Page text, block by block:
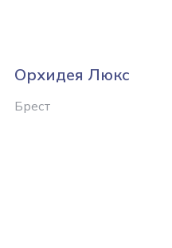
Орхидея Люкс
Брест